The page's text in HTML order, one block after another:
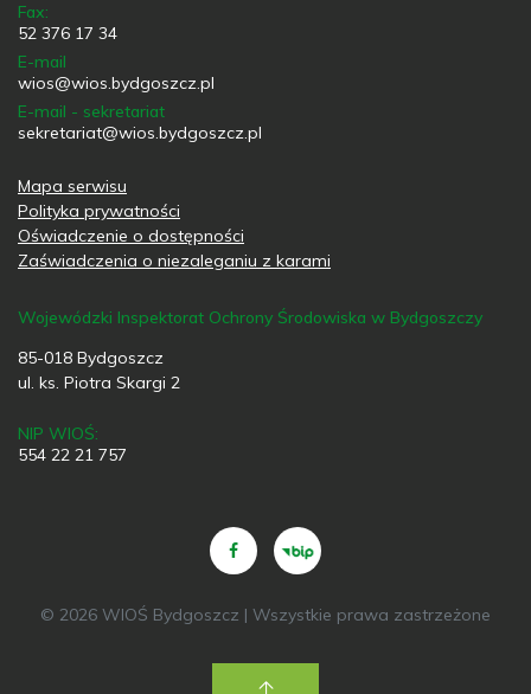
Fax:
52 376 17 34
E-mail
wios@wios.bydgoszcz.pl
E-mail - sekretariat
sekretariat@wios.bydgoszcz.pl
Mapa serwisu
Polityka prywatności
Oświadczenie o dostępności
Zaświadczenia o niezaleganiu z karami
Wojewódzki Inspektorat Ochrony Środowiska w Bydgoszczy
85-018 Bydgoszcz
ul. ks. Piotra Skargi 2
NIP WIOŚ:
554 22 21 757
© 2026 WIOŚ Bydgoszcz | Wszystkie prawa zastrzeżone